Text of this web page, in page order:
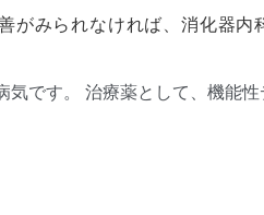
がみられなければ、消化器内
気です。 治療薬として、機能